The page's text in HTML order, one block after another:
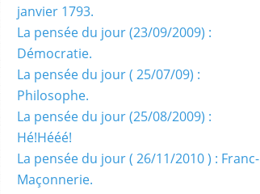
janvier 1793.
La pensée du jour (23/09/2009) :
Démocratie.
La pensée du jour ( 25/07/09) :
Philosophe.
La pensée du jour (25/08/2009) :
Hé!Hééé!
La pensée du jour ( 26/11/2010 ) : Franc-
Maçonnerie.